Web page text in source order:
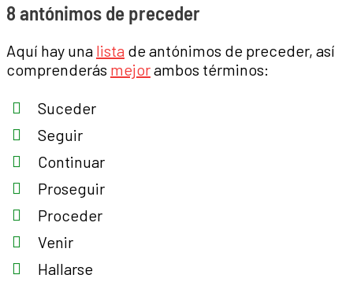
8 antónimos de preceder
Aquí hay una lista de antónimos de preceder, así
comprenderás mejorambos términos:
Suceder
Seguir
Continuar
Proseguir
Proceder
Venir
Hallarse